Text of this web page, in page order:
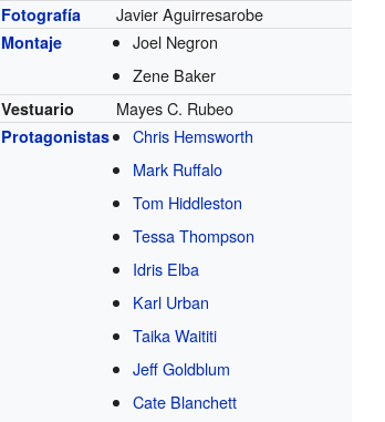
Fotografía Javier Aguirresarobe
Montaje
Joel Negron
Zene Baker
Vestuario Mayes C. Rubeo
Protagonistas
Chris Hemsworth
Mark Ruffalo
Tom Hiddleston
Tessa Thompson
Idris Elba
Karl Urban
Taika Waititi
Jeff Goldblum
Cate Blanchett